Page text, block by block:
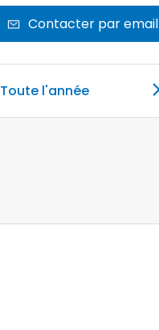
Contacter par email
Toute l'année